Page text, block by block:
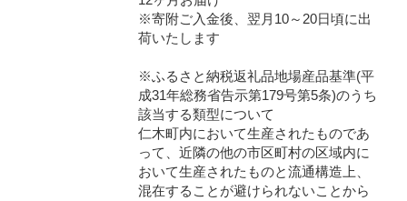
※寄附ご入金後、翌月10～20日頃に出
荷いたします
※ふるさと納税返礼品地場産品基準(平
成31年総務省告示第179号第5条)のうち
該当する類型について
仁木町内において生産されたものであ
って、近隣の他の市区町村の区域内に
おいて生産されたものと流通構造上、
混在することが避けられないことから